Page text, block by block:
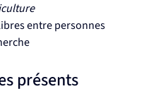
entre personnes
présents